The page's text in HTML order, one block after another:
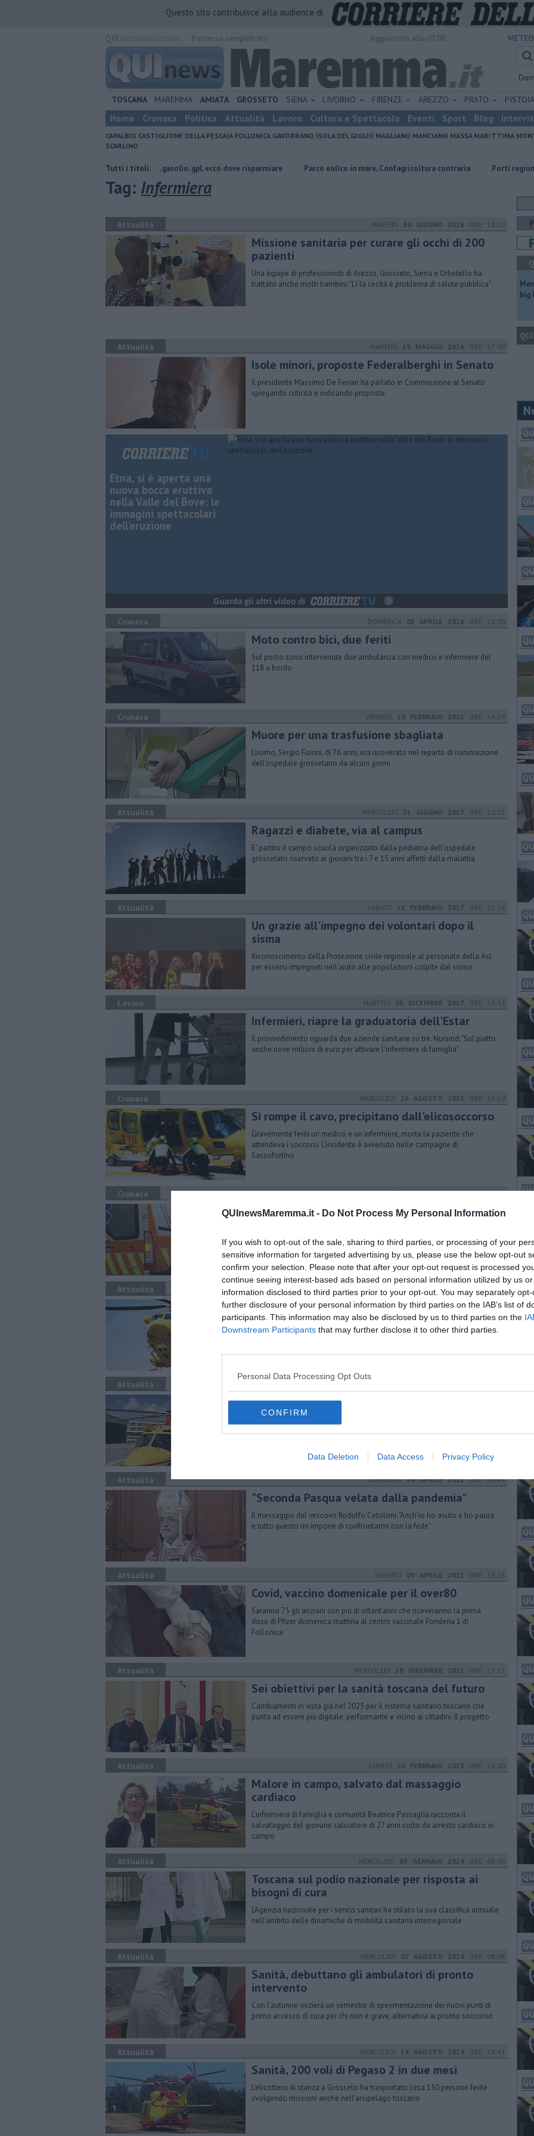
QUInewsMaremma.it - Do Not Process My Personal Information
If you wish to opt-out of the sale, sharing to third parties, or processing of your
sensitive information for targeted advertising by us, please use the below opt-out
confirm your selection. Please note that after your opt-out request is processed
continue seeing interest-based ads based on personal information utilized by us
information disclosed to third parties prior to your opt-out. You may separately
further disclosure of your personal information by third parties on the IAB’s list of
participants. This information may also be disclosed by us to third parties on the
Downstream Participants that may further disclose it to other third parties.
Personal Data Processing Opt Outs
CONFIRM
Data Deletion Data Access Privacy Policy
Questo sito contribuisce alla audience di
TOSCANA MAREMMA AMIATA GROSSETO SIENA LIVORNO FIRENZE AREZZO PRATO PISTOIA
Home Cronaca Politica Attualità Lavoro Cultura e Spettacolo Eventi Sport Blog
CAPALBIO CASTIGLIONE DELLA PESCAIA FOLLONICA GAVORRANO ISOLA DEL GIGLIO MAGLIANO MANCIANO MASSA MARITTIMA
SCARLINO
Tutti i titoli:
​Benzina, gasolio, gpl, ecco dove risparmiare Parco eolico in mare, Confagricoltura contraria Porti regionali, piano
Tag: Infermiera
Attualità MARTEDÌ 30 GIUGNO 2026 ORE 18:20
Missione sanitaria per curare gli occhi di 200
pazienti
Una équipe di professionisti di Arezzo, Grosseto, Siena e Orbetello ha
trattato anche molti bambini: "Lì la cecità è problema di salute pubblica"
Attualità MARTEDÌ 19 MAGGIO 2026 ORE 17:00
Isole minori, proposte Federalberghi in Senato
Il presidente Massimo De Ferrari ha parlato in Commissione al Senato
spiegando criticità e indicando proposte
Etna, si è aperta una
nuova bocca eruttiva
nella Valle del Bove: le
immagini spettacolari
dell’eruzione
Cronaca DOMENICA 05 APRILE 2026 ORE 18:30
Moto contro bici, due feriti
Sul posto sono intervenute due ambulanza con medico e infermiere del
118 a bordo
Cronaca VENERDÌ 20 FEBBRAIO 2015 ORE 14:29
Muore per una trasfusione sbagliata
L'uomo, Sergio Fiorini, di 76 anni, era ricoverato nel reparto di rianimazione
dell'ospedale grossetano da alcuni giorni
Attualità MERCOLEDÌ 21 GIUGNO 2017 ORE 10:15
Ragazzi e diabete, via al campus
E' partito il campo scuola organizzato dalla pediatria dell'ospedale
grossetato riservato ai giovani tra i 7 e 15 anni affetti dalla malattia
Attualità SABATO 11 FEBBRAIO 2017 ORE 12:24
Un grazie all'impegno dei volontari dopo il
sisma
Riconoscimento della Protezione civile regionale al personale della Asl
per essersi impegnati nell’aiuto alle popolazioni colpite dal sisma
Lavoro MARTEDÌ 05 DICEMBRE 2017 ORE 13:43
Infermieri, riapre la graduatoria dell'Estar
Il provvedimento riguarda due aziende sanitarie su tre. Nursind: "Sul piatto
anche nove milioni di euro per attivare l'infermiere di famiglia"
Cronaca MERCOLEDÌ 26 AGOSTO 2015 ORE 15:10
Si rompe il cavo, precipitano dall'elicosoccorso
Gravemente feriti un medico e un infermiere, morta la paziente che
attendeva i soccorsi. L'incidente è avvenuto nelle campagne di
Sassofortino
Cronaca MERCOLEDÌ06 GENNAIO 2016ORE 10:28
Frontale sull'Aurelia, grave un quattordicenne
per un delicato intervento chirurgico
Attualità MARTEDÌ27 DICEMBRE 2016ORE 16:31
C'è il campo sportivo per l'atterraggio di
Pegaso
Via libera ufficiale dalla Usl Toscana sud est per la postazione in notturna.
Attualità
Venti anni di elisoccorso, storia e numeri
Attualità DOMENICA04 APRILE 2021ORE 09:44
"Seconda Pasqua velata dalla pandemia"
Il messaggio del vescovo Rodolfo Cetoloni: "Anch’io ho avuto e ho paura
e tutto questo mi impone di confrontarmi con la fede"
Attualità VENERDÌ 09 APRILE 2021 ORE 19:16
Covid, vaccino domenicale per il over80
Saranno 75 gli anziani con più di ottant'anni che riceveranno la prima
dose di Pfizer domenica mattina al centro vaccinale Fonderia 1 di
Follonica
Attualità MERCOLEDÌ 28 DICEMBRE 2022 ORE 17:15
Sei obiettivi per la sanità toscana del futuro
Cambiamenti in vista già nel 2023 per il sistema sanitario toscano che
punta ad essere più digitale, performante e vicino ai cittadini. Il progetto
Attualità LUNEDÌ 20 FEBBRAIO 2023 ORE 18:30
Malore in campo, salvato dal massaggio
cardiaco
L'infermiera di famiglia e comunità Beatrice Passaglia racconta il
salvataggio del giovane calciatore di 27 anni colto da arresto cardiaco in
campo
Attualità MERCOLEDÌ 03 GENNAIO 2024 ORE 09:00
Toscana sul podio nazionale per risposta ai
bisogni di cura
L'Agenzia nazionale per i servizi sanitari ha stilato la sua classifica annuale
nell'ambito delle dinamiche di mobilità sanitaria interregionale
Attualità MERCOLEDÌ 07 AGOSTO 2024 ORE 08:06
Sanità, debuttano gli ambulatori di pronto
intervento
Con l'autunno inizierà un semestre di sperimentazione dei nuovi punti di
primo accesso di cura per chi non è grave, alternativa ai pronto soccorso
Attualità MERCOLEDÌ 14 AGOSTO 2024 ORE 18:41
Sanità, 200 voli di Pegaso 2 in due mesi
L’elicottero di stanza a Grosseto ha trasportato circa 150 persone ferite
svolgendo missioni anche nell'arcipelago toscano
big
QUI